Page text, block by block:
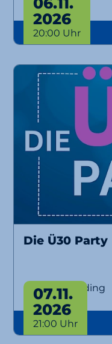
2026
20:00 Uhr
Die Ü30 Party
Ü30 Party Erding
07.11.
2026
21:00 Uhr